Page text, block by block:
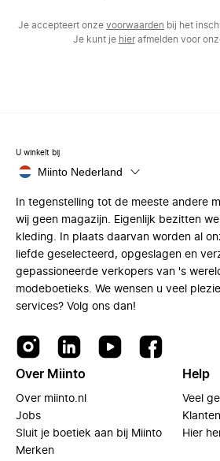
Je accepteert onze voorwaarden bij het
Je kunt je hierafmelden voor
U winkelt bij
Miinto Nederland
In tegenstelling tot de meeste andere
wij geen magazijn. Eigenlijk bezitten
kleding. In plaats daarvan worden al
liefde geselecteerd, opgeslagen en
gepassioneerde verkopers van 's
modeboetieks. We wensen u veel
services? Volg ons dan!
Over Miinto
Over miinto.nl
Jobs
Sluit je boetiek aan bij Miinto
Merken
Help
Veel
Hier